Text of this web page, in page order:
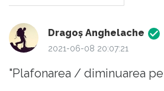
Dragoş Anghelache
2021-06-08 20:07:21
"Plafonarea / diminuarea